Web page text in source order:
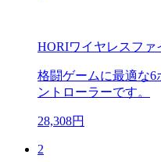
HORIワイヤレスファ
格闘ゲームに最適な6
ントローラーです。
28,308円
2